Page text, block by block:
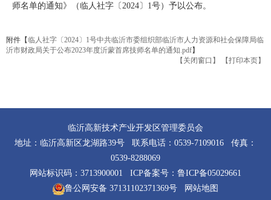
师名单的通知》（临人社字〔2024〕1号）予以公布。
附件【临人社字〔2024〕1号中共临沂市委组织部临沂市人力资源和社会保障局临
沂市财政局关于公布2023年度沂蒙首席技师名单的通知.pdf】
【关闭窗口】
【打印本页】
临沂高新技术产业开发区管理委员会
地址：临沂高新区龙湖路39号 联系电话：0539-7109016 传真：
0539-8288069
网站标识码：3713900001 ICP备案号： 鲁ICP备05029661
鲁公网安备 37131102371369号
网站地图